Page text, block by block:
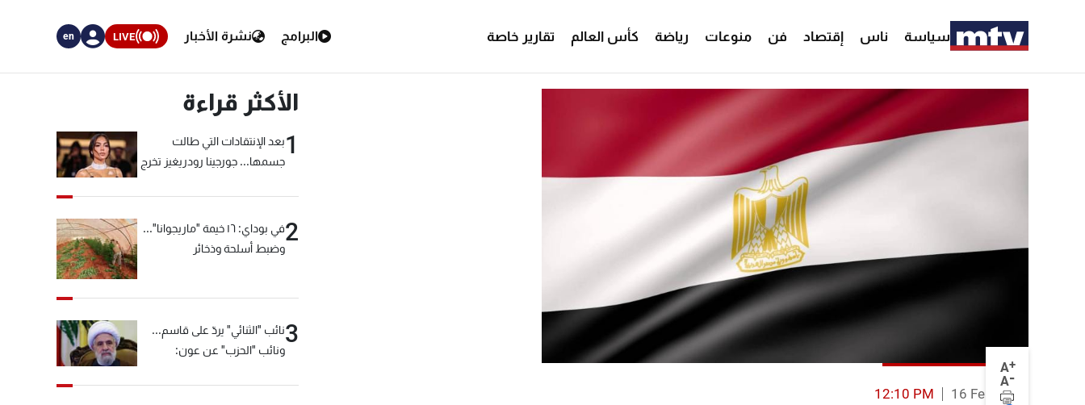
سياسة ناس إقتصاد فن منوعات رياضة كأس العالم تقارير خاصة البرامج نشرة الأخبار LIVE
en
A+
A-
16 Feb 2019
12:10 PM
الأكثر قراءة
1بعد الإنتقادات التي طالت
جسمها... جورجينا رودريغيز تخرج
2
في بوداي: ١٦ خيمة "ماريجوانا"...
وضبط أسلحة وذخائر
3نائب "الثنائي" يردّ على قاسم...
ونائب "الحزب" عن عون: